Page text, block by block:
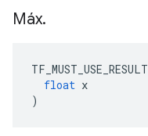
Máx.
TF_MUST_USE_RESULT
float x
)